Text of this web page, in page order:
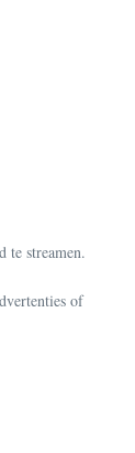
te streamen.
of